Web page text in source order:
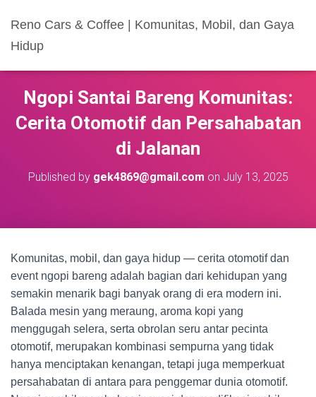
Reno Cars & Coffee | Komunitas, Mobil, dan Gaya
Hidup
Ngopi Santai Bareng Komunitas:
Cerita Otomotif dan Persahabatan
di Jalanan
Published by gek4869@gmail.com on July 13, 2025
Komunitas, mobil, dan gaya hidup — cerita otomotif dan
event ngopi bareng adalah bagian dari kehidupan yang
semakin menarik bagi banyak orang di era modern ini.
Balada mesin yang meraung, aroma kopi yang
menggugah selera, serta obrolan seru antar pecinta
otomotif, merupakan kombinasi sempurna yang tidak
hanya menciptakan kenangan, tetapi juga memperkuat
persahabatan di antara para penggemar dunia otomotif.